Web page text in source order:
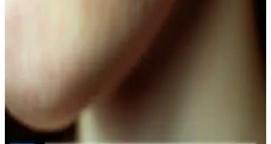
Lykd Makyaj Sabitleyici Sprey: Gün Boyu Tazelik
ve Doğal Görünüm Sağlayan Hafif Formül
Lykd makyaj sabitleyici spreyi, hafif yapısı ve yüksek
performansıyla makyajın gün boyunca taze ve doğal kalmasını